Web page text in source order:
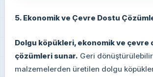
5. Ekonomik ve Çevre Dostu
Dolgu köpükleri, ekonomik ve çevre
çözümleri sunar. Geri dönüştürülebilir
malzemelerden üretilen dolgu